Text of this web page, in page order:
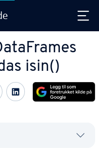
isin()
on Facebook
Share on Twitter
Share on